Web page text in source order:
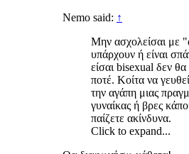
Nemo said: ↑
Mην ασχολείσαι με
υπάρχουν ή είναι
είσαι bisexual δεν θα
ποτέ. Κοίτα να
την αγάπη μιας
γυναίκας ή βρες
παίζετε ακίνδυνα.
Click to expand...